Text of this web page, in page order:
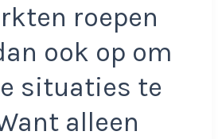
roepen
ook op om
situaties te
alleen